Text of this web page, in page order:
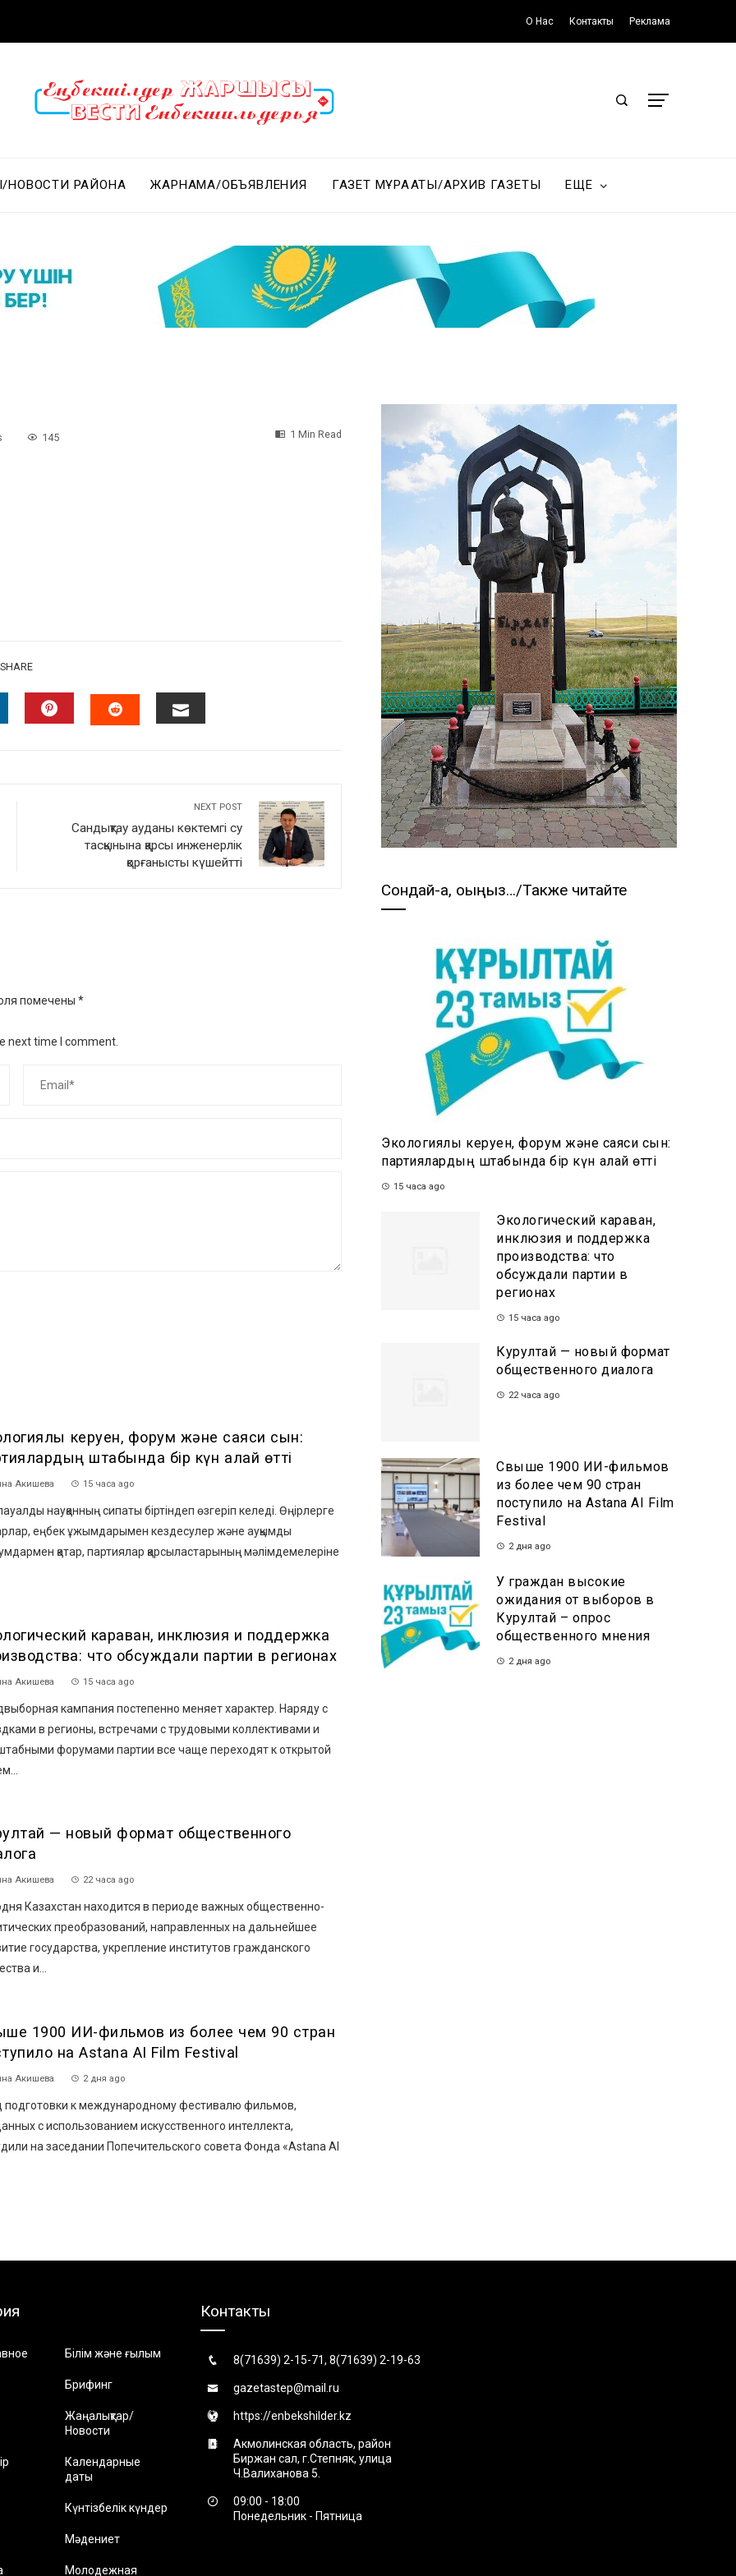
О Нас Контакты Реклама
РАЙОНА ЖАРНАМА/ОБЪЯВЛЕНИЯ ГАЗЕТ МҰРАҒАТЫ/АРХИВ ГАЗЕТЫ ЕЩЕ
145 1 Min Read
SHARE
NEXT POST
Сандықтау ауданы көктемгі су
тасқынына қарсы инженерлік
қорғанысты күшейтті
помечены *
next time I comment.
керуен, форум және саяси сын:
штабында бір күн қалай өтті
Акишева 15 часа ago
науқанның сипаты біртіндеп өзгеріп келеді. Өңірлерге
еңбек ұжымдарымен кездесулер және ауқымды
қатар, партиялар қарсыластарының мәлімдемелеріне
караван, инклюзия и поддержка
что обсуждали партии в регионах
Акишева 15 часа ago
кампания постепенно меняет характер. Наряду с
в регионы, встречами с трудовыми коллективами и
форумами партии все чаще переходят к открытой
— новый формат общественного
Акишева 22 часа ago
Казахстан находится в периоде важных общественно-
преобразований, направленных на дальнейшее
государства, укрепление институтов гражданского
и...
1900 ИИ-фильмов из более чем 90 стран
на Astana AI Film Festival
Акишева 2 дня ago
к международному фестивалю фильмов,
с использованием искусственного интеллекта,
на заседании Попечительского совета Фонда «Astana AI
Сондай-ақ, оқыңыз…/Также читайте
Экологиялық керуен, форум және саяси сын:
партиялардың штабында бір күн қалай өтті
15 часа ago
Экологический караван,
инклюзия и поддержка
производства: что
обсуждали партии в
регионах
15 часа ago
Курултай — новый формат
общественного диалога
22 часа ago
Свыше 1900 ИИ-фильмов
из более чем 90 стран
поступило на Astana AI Film
Festival
2 дня ago
У граждан высокие
ожидания от выборов в
Курултай – опрос
общественного мнения
2 дня ago
Білім және ғылым
Брифинг
Жаңалықтар/
Новости
Календарные
даты
Күнтізбелік күндер
Мәдениет
Молодежная
Контакты
8(71639) 2-15-71, 8(71639) 2-19-63
gazetastep@mail.ru
https://enbekshilder.kz
Акмолинская область, район
Биржан сал, г.Степняк, улица
Ч.Валиханова 5.
09:00 - 18:00
Понедельник - Пятница